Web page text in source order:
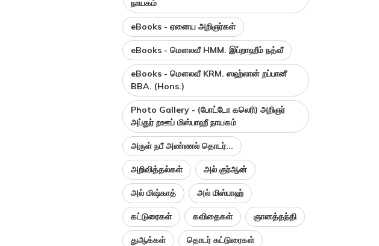
நாயகம்
eBooks - ஏனைய அறிஞர்கள்
eBooks - மௌலவீ HMM. இப்றாஹீம் நத்வீ
eBooks - மௌலவீ KRM. ஸஹ்லான் றப்பானீ
BBA. (Hons.)
Photo Gallery - (போட்டோ கலெரி) அறிஞர்
அப்துர் றஊப் மிஸ்பாஹீ நாயகம்
அருள் நபீ அண்ணல் தொடர்...
அறிவித்தல்கள் அல் குர்ஆன்
அல் மிஷ்காத் அல் மிஸ்பாஹ்
கட்டுரைகள் கவிதைகள் ஞானத்தந்தி
துஆக்கள் தொடர் கட்டுரைகள்